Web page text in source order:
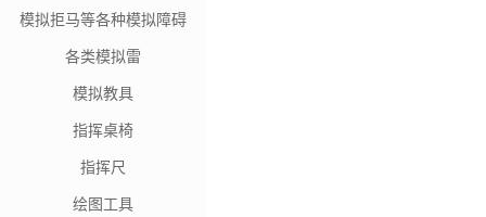
模拟拒马等各种模拟障碍
各类模拟雷
模拟教具
指挥桌椅
指挥尺
绘图工具